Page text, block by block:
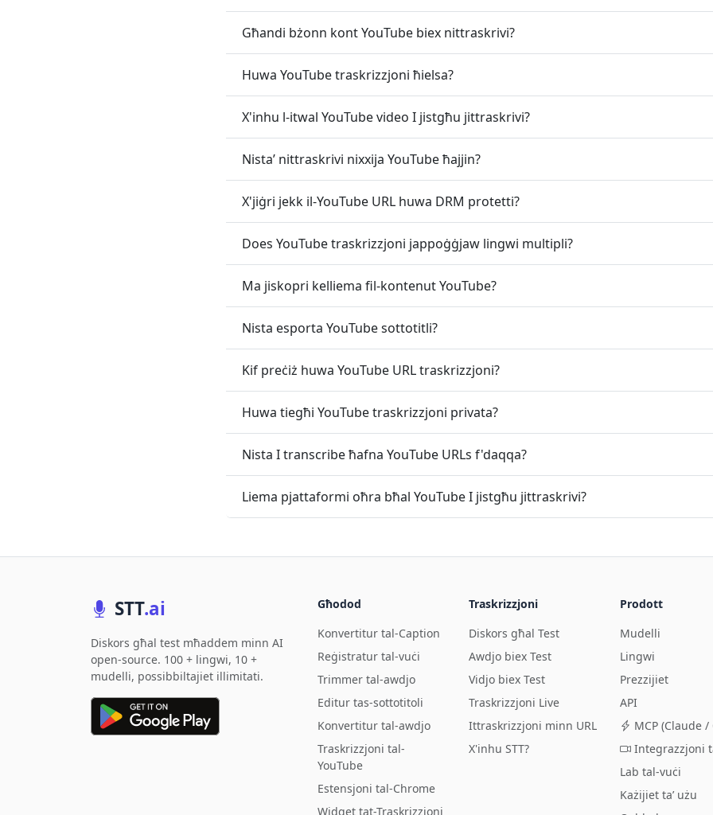
Għandi bżonn kont YouTube biex nittraskrivi?
Huwa YouTube traskrizzjoni ħielsa?
X'inhu l-itwal YouTube video I jistgħu jittraskrivi?
Nista’ nittraskrivi nixxija YouTube ħajjin?
X'jiġri jekk il-YouTube URL huwa DRM protetti?
Does YouTube traskrizzjoni jappoġġjaw lingwi multipli?
Ma jiskopri kelliema fil-kontenut YouTube?
Nista esporta YouTube sottotitli?
Kif preċiż huwa YouTube URL traskrizzjoni?
Huwa tiegħi YouTube traskrizzjoni privata?
Nista I transcribe ħafna YouTube URLs f'daqqa?
Liema pjattaformi oħra bħal YouTube I jistgħu jittraskrivi?
STT.ai
Diskors għal test mħaddem minn AI
open-source. 100 + lingwi, 10 +
mudelli, possibbiltajiet illimitati.
Għodod
Konvertitur tal-Caption
Reġistratur tal-vuċi
Trimmer tal-awdjo
Editur tas-sottotitoli
Konvertitur tal-awdjo
Traskrizzjoni tal-
YouTube
Estensjoni tal-Chrome
Widget tat-Traskrizzjoni
Traskrizzjoni
Diskors għal Test
Awdjo biex Test
Vidjo biex Test
Traskrizzjoni Live
Ittraskrizzjoni minn URL
X'inhu STT?
Prodott
Mudelli
Lingwi
Prezzijiet
API
MCP (Claude
Integrazzjoni
Lab tal-vuċi
Każijiet ta’ użu